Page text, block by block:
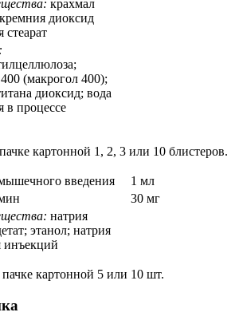
крахмал
диоксид
(макрогол 400);
диоксид; вода
в процессе
картонной 1, 2, 3 или 10 блистеров.
введения
1 мл
30 мг
натрия
этанол; натрия
инъекций
картонной 5 или 10 шт.